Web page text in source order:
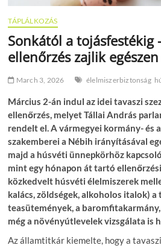
TÁPLÁLKOZÁS
Sonkától a tojásfestékig
ellenőrzés zajlik
March 3, 2026 élelmiszerbiztonság
Március 2-án indul az idei tavaszi
ellenőrzés, melyet Tállai András
rendelt el. A vármegyei kormány- és
szakemberei a Nébih irányításával
majd a húsvéti ünnepkörhöz
mint egy hónapon át tartó
közkedvelt húsvéti élelmiszerek
kalács, zöldségek, alkoholos italok) a
teasütemények, a
még a növényútlevelek vizsgálata is
Az államtitkár kiemelte, hogy a